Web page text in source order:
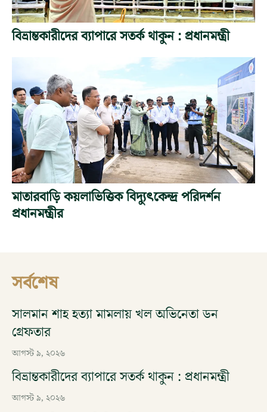
বিভ্রান্তকারীদের ব্যাপারে সতর্ক থাকুন : প্রধানমন্ত্রী
মাতারবাড়ি কয়লাভিত্তিক বিদ্যুৎকেন্দ্র পরিদর্শন
প্রধানমন্ত্রীর
সর্বশেষ
সালমান শাহ হত্যা মামলায় খল অভিনেতা ডন
গ্রেফতার
আগস্ট ৯, ২০২৬
বিভ্রান্তকারীদের ব্যাপারে সতর্ক থাকুন : প্রধানমন্ত্রী
আগস্ট ৯, ২০২৬